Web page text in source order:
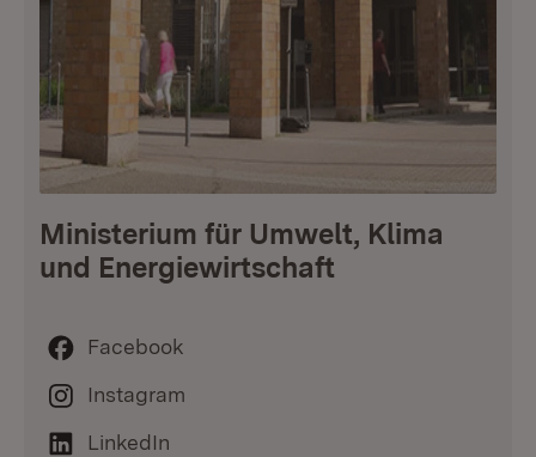
Ministerium für Umwelt, Klima
und Energiewirtschaft
Facebook
Instagram
LinkedIn